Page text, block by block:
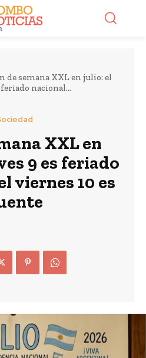
de semana XXL en julio: el
feriado nacional...
XXL en
9 es feriado
viernes 10 es